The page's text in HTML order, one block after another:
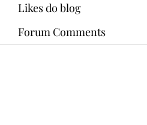
Likes do blog
Forum Comments